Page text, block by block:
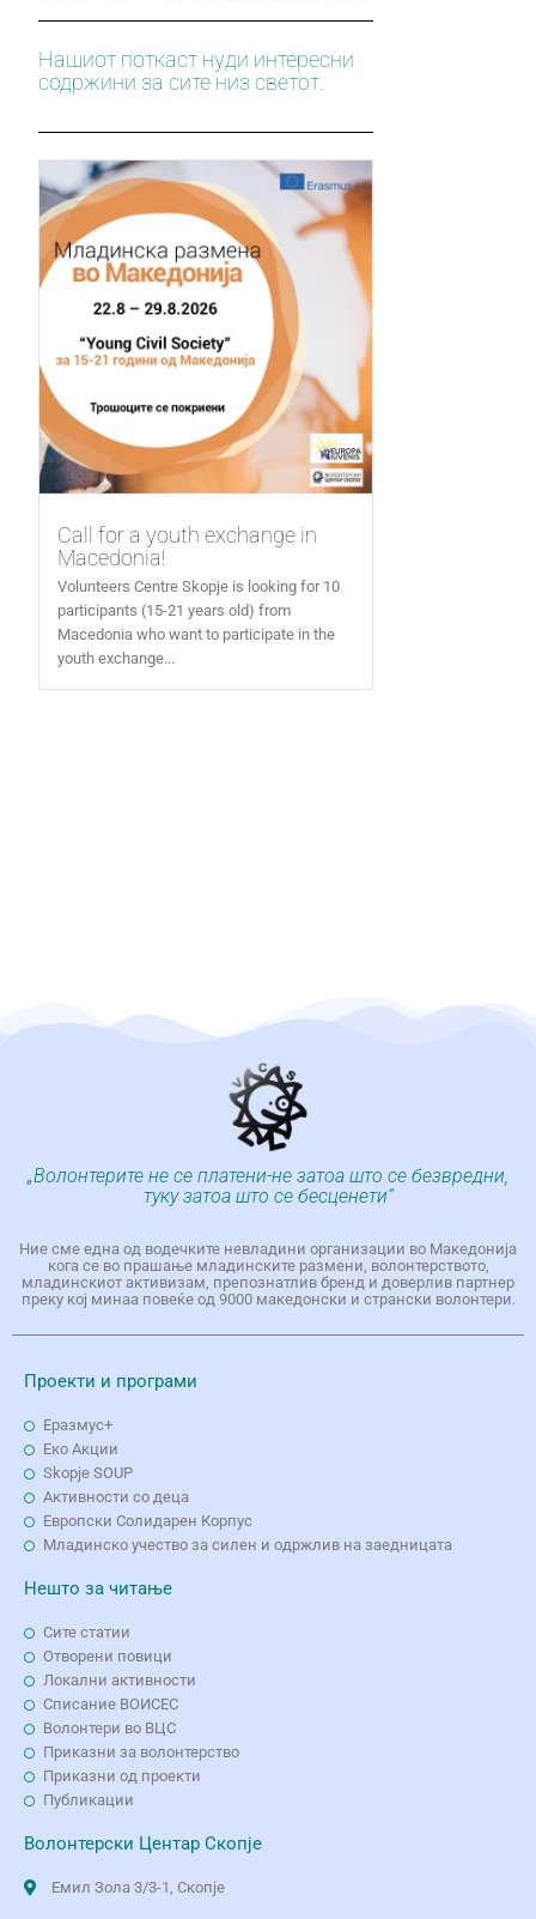
Нашиот поткаст нуди интересни
содржини за сите низ светот.
Call for a youth exchange in
Macedonia!
Volunteers Centre Skopje is looking for 10
participants (15-21 years old) from
Macedonia who want to participate in the
youth exchange...
„Волонтерите не се платени-не затоа што се безвредни,
туку затоа што се бесценети“
Ние сме една од водечките невладини организации во Македонија
кога се во прашање младинските размени, волонтерството,
младинскиот активизам, препознатлив бренд и доверлив партнер
преку кој минаа повеќе од 9000 македонски и странски волонтери.
Проекти и програми
Еразмус+
Еко Aкции
Skopje SOUP
Активности со деца
Европски Солидарен Корпус
Младинско учество за силен и одржлив на заедницата
Нешто за читање
Сите статии
Отворени повици
Локални активности
Списание ВОИСЕС
Волонтери во ВЦС
Приказни за волонтерство
Приказни од проекти
Публикации
Волонтерски Центар Скопје
Емил Зола 3/3-1, Скопје